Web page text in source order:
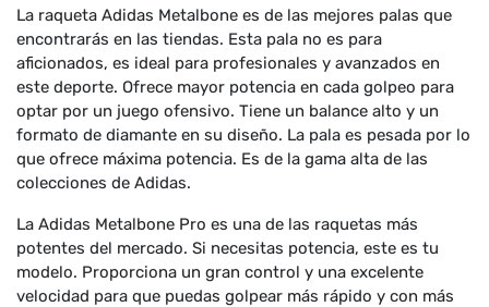
La raqueta Adidas Metalbone es de las mejores palas que
encontrarás en las tiendas. Esta pala no es para
aficionados, es ideal para profesionales y avanzados en
este deporte. Ofrece mayor potencia en cada golpeo para
optar por un juego ofensivo. Tiene un balance alto y un
formato de diamante en su diseño. La pala es pesada por lo
que ofrece máxima potencia. Es de la gama alta de las
colecciones de Adidas.
La Adidas Metalbone Pro es una de las raquetas más
potentes del mercado. Si necesitas potencia, este es tu
modelo. Proporciona un gran control y una excelente
velocidad para que puedas golpear más rápido y con más